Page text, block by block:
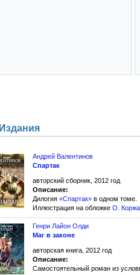
Издания
Андрей Валентинов
Спартак
авторский сборник, 2012 год
Описание:
Дилогия «Спартак» в одном томе.
Иллюстрация на обложке О. Коржа
Генри Лайон Олди
Маг в законе
авторская книга, 2012 год
Описание:
Самостоятельный роман из